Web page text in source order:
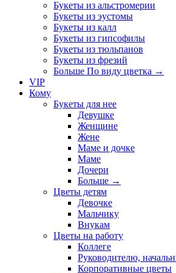
Букеты из альстромерии
Букеты из эустомы
Букеты из калл
Букеты из гипсофилы
Букеты из тюльпанов
Букеты из фрезий
Больше По виду цветка →
VIP
Кому
Букеты для нее
Девушке
Женщине
Жене
Маме и дочке
Маме
Дочери
Больше →
Цветы детям
Девочке
Мальчику
Внукам
Цветы на работу
Коллеге
Руководителю,
Корпоративные цветы